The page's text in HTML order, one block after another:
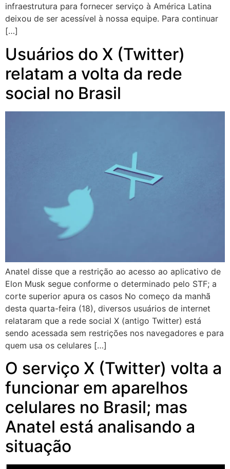
infraestrutura para fornecer serviço à América Latina
deixou de ser acessível à nossa equipe. Para continuar
[…]
Usuários do X (Twitter)
relatam a volta da rede
social no Brasil
Anatel disse que a restrição ao acesso ao aplicativo de
Elon Musk segue conforme o determinado pelo STF; a
corte superior apura os casos No começo da manhã
desta quarta-feira (18), diversos usuários de internet
relataram que a rede social X (antigo Twitter) está
sendo acessada sem restrições nos navegadores e para
quem usa os celulares […]
O serviço X (Twitter) volta a
funcionar em aparelhos
celulares no Brasil; mas
Anatel está analisando a
situação